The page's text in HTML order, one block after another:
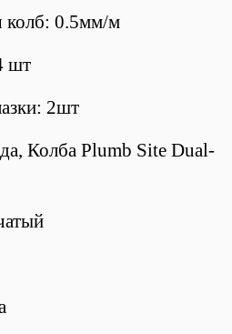
колб: 0.5мм/м
шт
2шт
Колба Plumb Site Dual-